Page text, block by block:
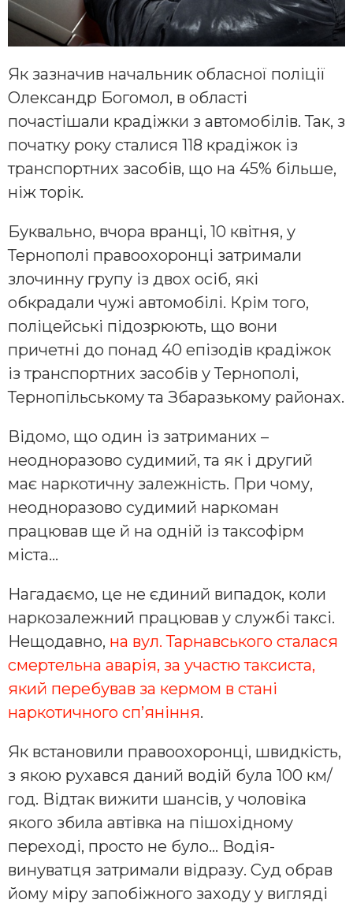
Як зазначив начальник обласної поліції
Олександр Богомол, в області
почастішали крадіжки з автомобілів. Так, з
початку року сталися 118 крадіжок із
транспортних засобів, що на 45% більше,
ніж торік.
Буквально, вчора вранці, 10 квітня, у
Тернополі правоохоронці затримали
злочинну групу із двох осіб, які
обкрадали чужі автомобілі. Крім того,
поліцейські підозрюють, що вони
причетні до понад 40 епізодів крадіжок
із транспортних засобів у Тернополі,
Тернопільському та Збаразькому районах.
Відомо, що один із затриманих –
неодноразово судимий, та як і другий
має наркотичну залежність. При чому,
неодноразово судимий наркоман
працював ще й на одній із таксофірм
міста…
Нагадаємо, це не єдиний випадок, коли
наркозалежний працював у службі таксі.
Нещодавно, на вул. Тарнавського сталася
смертельна аварія, за участю таксиста,
який перебував за кермом в стані
наркотичного сп’яніння.
Як встановили правоохоронці, швидкість,
з якою рухався даний водій була 100 км/
год. Відтак вижити шансів, у чоловіка
якого збила автівка на пішохідному
переході, просто не було… Водія-
винуватця затримали відразу. Суд обрав
йому міру запобіжного заходу у вигляді